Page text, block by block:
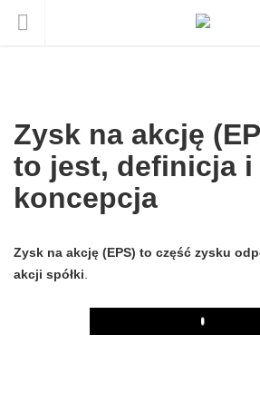
Zysk na akcję
to jest, definicja i
koncepcja
Zysk na akcję (EPS) to część zysku
akcji spółki
Play